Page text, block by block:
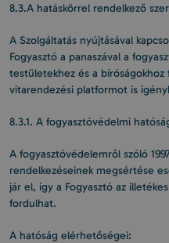
8.3.A hatáskörrel rendelkező
A Szolgáltatás nyújtásával
Fogyasztó a panaszával a
testületekhez és a
vitarendezési platformot is
8.3.1. A fogyasztóvédelmi
A fogyasztóvédelemről szóló
rendelkezéseinek megsértése
jár el, így a Fogyasztó az
fordulhat.
A hatóság elérhetőségei: